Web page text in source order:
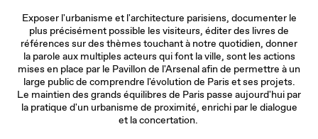
Exposer l'urbanisme et l'architecture parisiens, documenter le
plus précisément possible les visiteurs, éditer des livres de
références sur des thèmes touchant à notre quotidien, donner
la parole aux multiples acteurs qui font la ville, sont les actions
mises en place par le Pavillon de l'Arsenal afin de permettre à un
large public de comprendre l'évolution de Paris et ses projets.
Le maintien des grands équilibres de Paris passe aujourd'hui par
la pratique d'un urbanisme de proximité, enrichi par le dialogue
et la concertation.